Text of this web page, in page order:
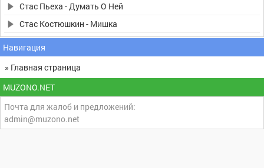
Стас Пьеха - Думать О Ней
Стас Костюшкин - Мишка
Навигация
» Главная страница
MUZONO.NET
Почта для жалоб и предложений:
admin@muzono.net